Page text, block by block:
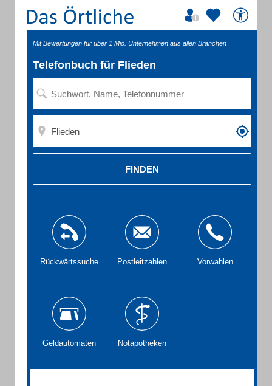
Mit Bewertungen für über 1 Mio. Unternehmen aus allen Branchen
Telefonbuch für Flieden
FINDEN
Rückwärtssuche Postleitzahlen Vorwahlen
Geldautomaten Notapotheken